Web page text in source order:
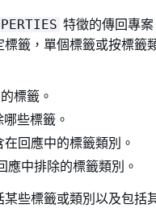
特徵的傳回專
籤，單個標籤或按標籤
標籤。
些標籤。
回應中的標籤類別。
中排除的標籤類別。
些標籤或類別以及包括